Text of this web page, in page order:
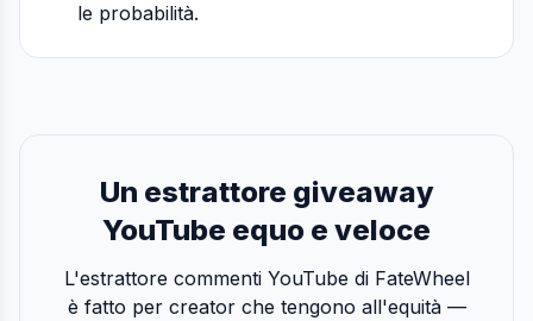
le probabilità.
Un estrattore giveaway
YouTube equo e veloce
L'estrattore commenti YouTube di FateWheel
è fatto per creator che tengono all'equità —